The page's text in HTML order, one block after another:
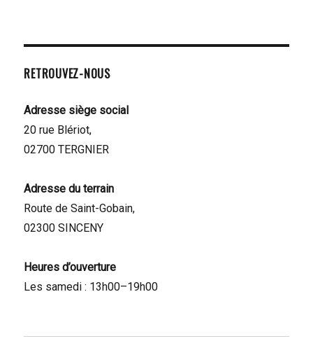
RETROUVEZ-NOUS
Adresse siège social
20 rue Blériot,
02700 TERGNIER
Adresse du terrain
Route de Saint-Gobain,
02300 SINCENY
Heures d’ouverture
Les samedi : 13h00–19h00